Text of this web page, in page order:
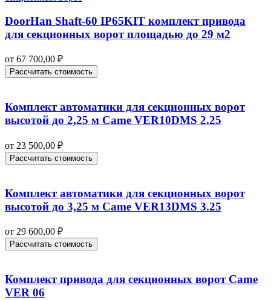
DoorHan Shaft-60 IP65KIT комплект привода
для секционных ворот площадью до 29 м2
от 67 700,00 ₽
Рассчитать стоимость
Комплект автоматики для секционных ворот
высотой до 2,25 м Came VER10DMS 2.25
от 23 500,00 ₽
Рассчитать стоимость
Комплект автоматики для секционных ворот
высотой до 3,25 м Came VER13DMS 3.25
от 29 600,00 ₽
Рассчитать стоимость
Комплект привода для секционных ворот Came
VER 06